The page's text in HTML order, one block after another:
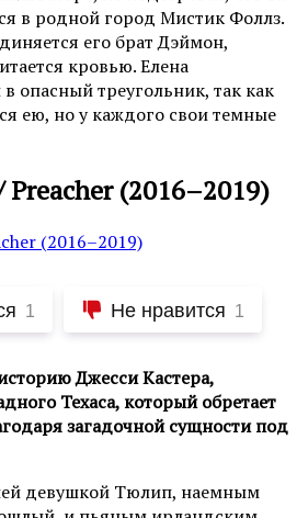
в родной город Мистик Фоллз.
его брат Дэймон,
кровью. Елена
в опасный треугольник, так как
ею, но у каждого свои темные
(2016–2019)
1 Не нравится 1
Джесси Кастера,
Техаса, который обретает
загадочной сущности под
девушкой Тюлип, наемным